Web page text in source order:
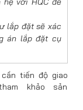
lắp đặt sẽ xác
án lắp đặt cụ
tiến độ giao
khảo sản